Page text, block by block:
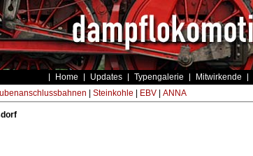
Home Updates Typengalerie Mitwirkende
Steinkohle EBV| ANNA